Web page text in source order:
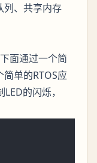
列、共享内存
面通过一个简
单的RTOS应
的闪烁，